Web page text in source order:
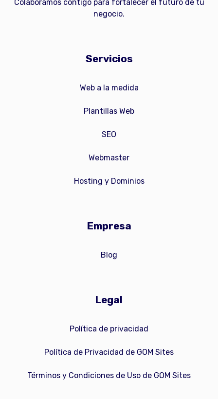
Colaboramos contigo para fortalecer el futuro de tu
negocio.
Servicios
Web a la medida
Plantillas Web
SEO
Webmaster
Hosting y Dominios
Empresa
Blog
Legal
Política de privacidad
Política de Privacidad de GOM Sites
Términos y Condiciones de Uso de GOM Sites